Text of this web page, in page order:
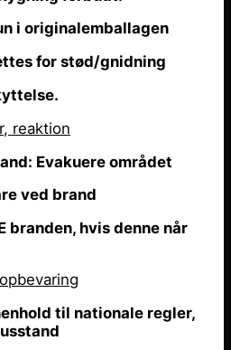
i originalemballagen
for stød/gnidning
reaktion
Evakuere området
ved brand
branden, hvis denne når
til nationale regler,